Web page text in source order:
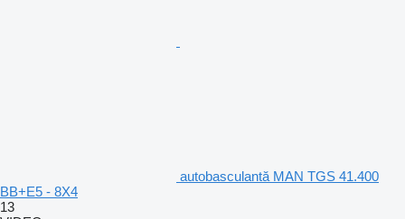
autobasculantă MAN TGS 41.400
BB+E5 - 8X4
13